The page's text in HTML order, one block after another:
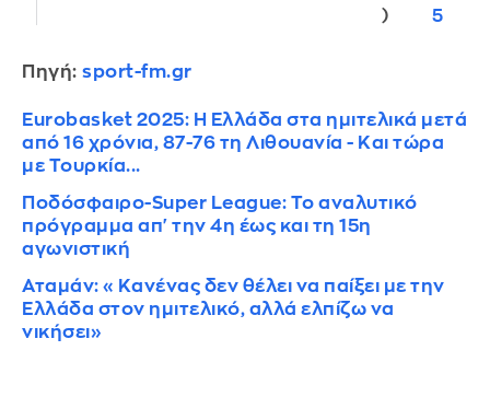
)
5
Πηγή: sport-fm.gr
Eurobasket 2025: Η Ελλάδα στα ημιτελικά μετά
από 16 χρόνια, 87-76 τη Λιθουανία - Και τώρα
με Τουρκία...
Ποδόσφαιρο-Super League: Το αναλυτικό
πρόγραμμα απ' την 4η έως και τη 15η
αγωνιστική
Αταμάν: «Κανένας δεν θέλει να παίξει με την
Ελλάδα στον ημιτελικό, αλλά ελπίζω να
νικήσει»